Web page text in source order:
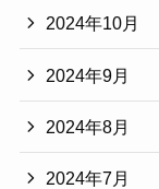
2024年10月
2024年9月
2024年8月
2024年7月